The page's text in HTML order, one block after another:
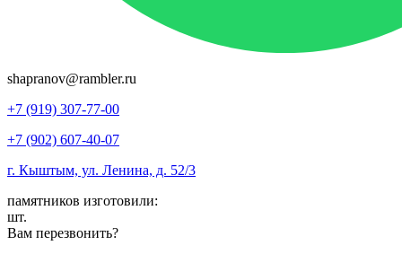
shapranov@rambler.ru
+7 (919) 307-77-00
+7 (902) 607-40-07
г. Кыштым, ул. Ленина, д. 52/3
памятников изготовили:
шт.
Вам перезвонить?